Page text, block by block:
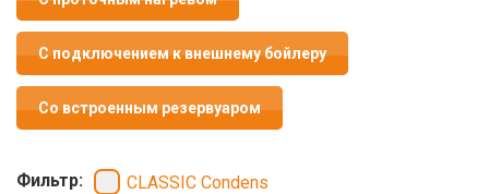
С подключением к внешнему бойлеру
Со встроенным резервуаром
Фильтр: CLASSIC Condens